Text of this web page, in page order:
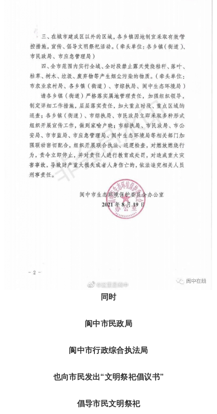
同时
阆中市民政局
阆中市行政综合执法局
也向市民发出“文明祭祀倡议书”
倡导市民文明祭祀